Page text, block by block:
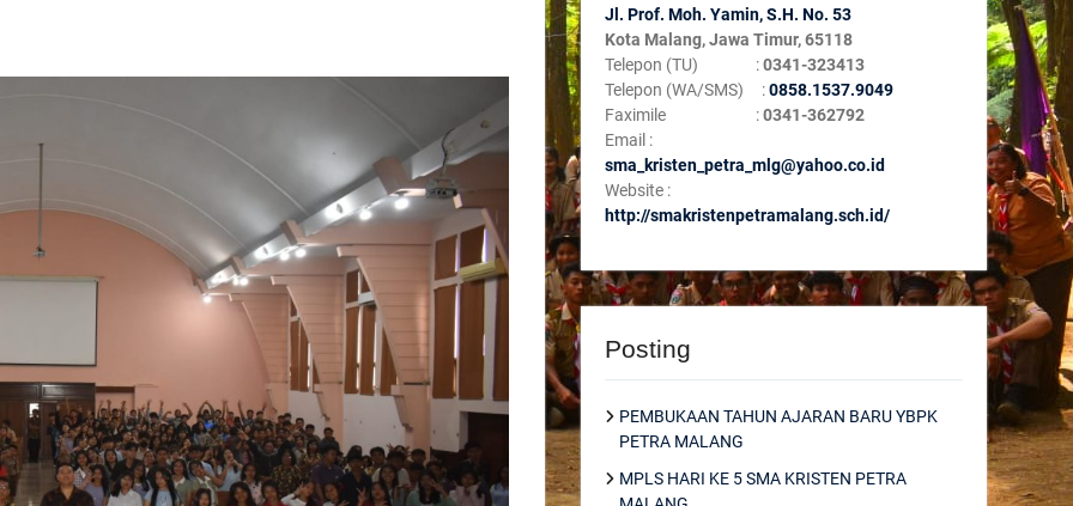
Jl. Prof. Moh. Yamin, S.H. No. 53
Kota Malang, Jawa Timur, 65118
Telepon (TU) :0341-323413
Telepon (WA/SMS) :0858.1537.9049
Faximile :0341-362792
Email :
sma_kristen_petra_mlg@yahoo.co.id
Website :
http://smakristenpetramalang.sch.id/
Posting
PEMBUKAAN TAHUN AJARAN BARU YBPK
PETRA MALANG
MPLS HARI KE 5 SMA KRISTEN PETRA